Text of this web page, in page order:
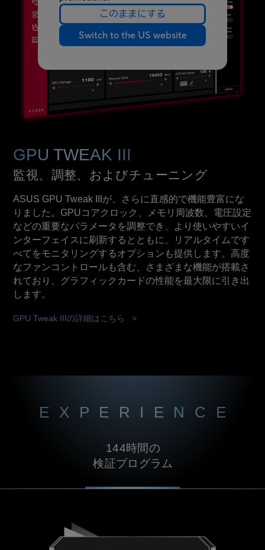
このままにする
Switch to the US website
GPU TWEAK III
監視、調整、およびチューニング
ASUS GPU Tweak IIIが、さらに直感的で機能豊富にな
りました。GPUコアクロック、メモリ周波数、電圧設定
などの重要なパラメータを調整でき、より使いやすいイ
ンターフェイスに刷新するとともに、リアルタイムです
べてをモニタリングするオプションも提供します。高度
なファンコントロールも含む、さまざまな機能が搭載さ
れており、グラフィックカードの性能を最大限に引き出
します。
GPU Tweak IIIの詳細はこちら >
EXPERIENCE
144時間の
検証プログラム